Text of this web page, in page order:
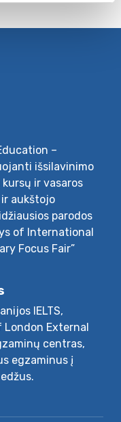
–
išsilavinimo
ir vasaros
aukštojo
parodos
of International
Focus Fair”
IELTS,
London External
centras,
egzaminus į